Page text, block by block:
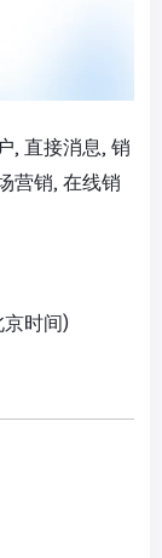
, 直接消息, 销
营销, 在线销
时间)